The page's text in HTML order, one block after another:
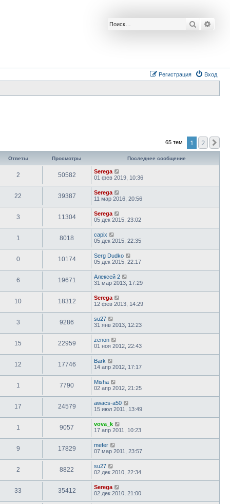
Поиск
Вход
Регистрация
65 тем 1 2
Ответы Просмотры Последнее сообщение
2 50582
Serega
01 фев 2019, 10:36
22 39387
Serega
11 мар 2016, 20:56
3 11304
Serega
05 дек 2015, 23:02
1 8018
capix
05 дек 2015, 22:35
0 10174
Serg Dudko
05 дек 2015, 22:17
6 19671
Алексей 2
31 мар 2013, 17:29
10 18312
Serega
12 фев 2013, 14:29
3 9286
su27
31 янв 2013, 12:23
15 22959
zenon
01 ноя 2012, 22:43
12 17746
Bark
14 апр 2012, 17:17
1 7790
Misha
02 апр 2012, 21:25
17 24579
awacs-a50
15 июл 2011, 13:49
1 9057
vova_k
17 апр 2011, 10:23
9 17829
mefer
07 мар 2011, 23:57
2 8822
su27
02 дек 2010, 22:34
33 35412
Serega
02 дек 2010, 21:00